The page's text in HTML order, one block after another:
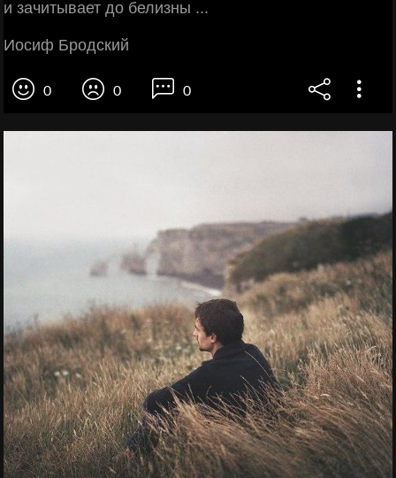
и зачитывает до белизны ...
Иосиф Бродский
0 0 0